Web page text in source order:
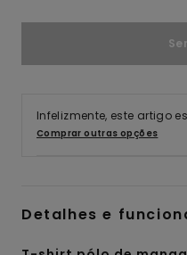
Infelizmente, este artigo
Comprar outras opções
Detalhes e